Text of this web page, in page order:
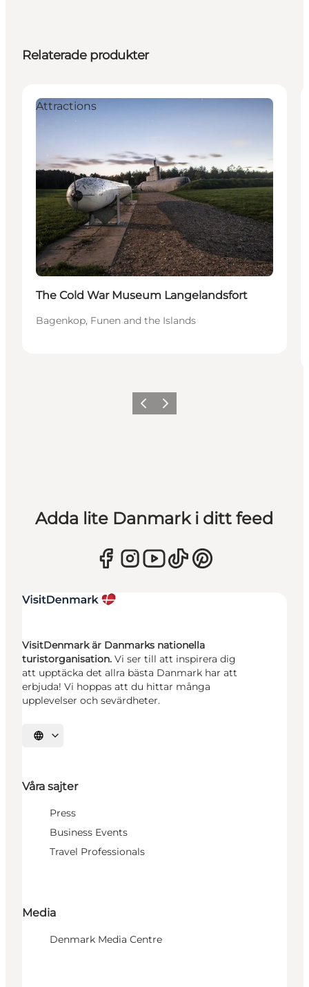
Relaterade produkter
Hållbar
Attractions
The Cold War Museum Langelandsfort
Bagenkop, Funen and the Islands
Föregående
Nästa
Adda lite Danmark i ditt feed
VisitDenmark är Danmarks nationella
turistorganisation. Vi ser till att inspirera dig
att upptäcka det allra bästa Danmark har att
erbjuda! Vi hoppas att du hittar många
upplevelser och sevärdheter.
Välj språk
Våra sajter
Press
Business Events
Travel Professionals
Media
Denmark Media Centre